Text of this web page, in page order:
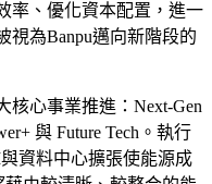
率、優化資本配置，進一
視為Banpu邁向新階段的
核心事業推進：Next-Gen
與 Future Tech。執行
資料中心擴張使能源成